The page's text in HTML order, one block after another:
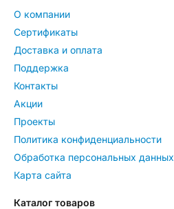
О компании
Сертификаты
Доставка и оплата
Поддержка
Контакты
Акции
Проекты
Политика конфиденциальности
Обработка персональных данных
Карта сайта
Каталог товаров